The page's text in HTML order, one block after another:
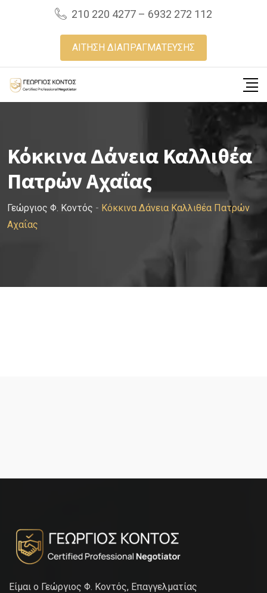
210 220 4277 – 6932 272 112
ΑΙΤΗΣΗ ΔΙΑΠΡΑΓΜΑΤΕΥΣΗΣ
Κόκκινα Δάνεια Καλλιθέα
Πατρών Αχαΐας
Γεώργιος Φ. Κοντός - Κόκκινα Δάνεια Καλλιθέα Πατρών
Αχαΐας
Είμαι ο Γεώργιος Φ. Κοντός, Επαγγελματίας